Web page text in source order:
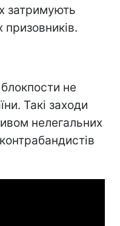
затримують
призовників.
не
Такі заходи
нелегальних